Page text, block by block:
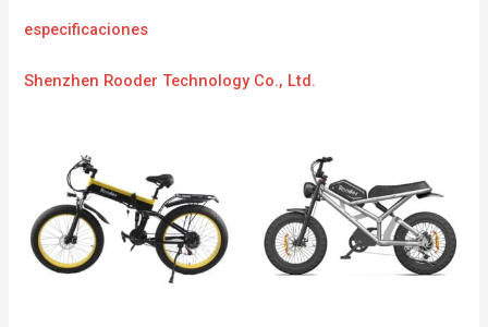
especificaciones
Shenzhen Rooder Technology Co., Ltd.